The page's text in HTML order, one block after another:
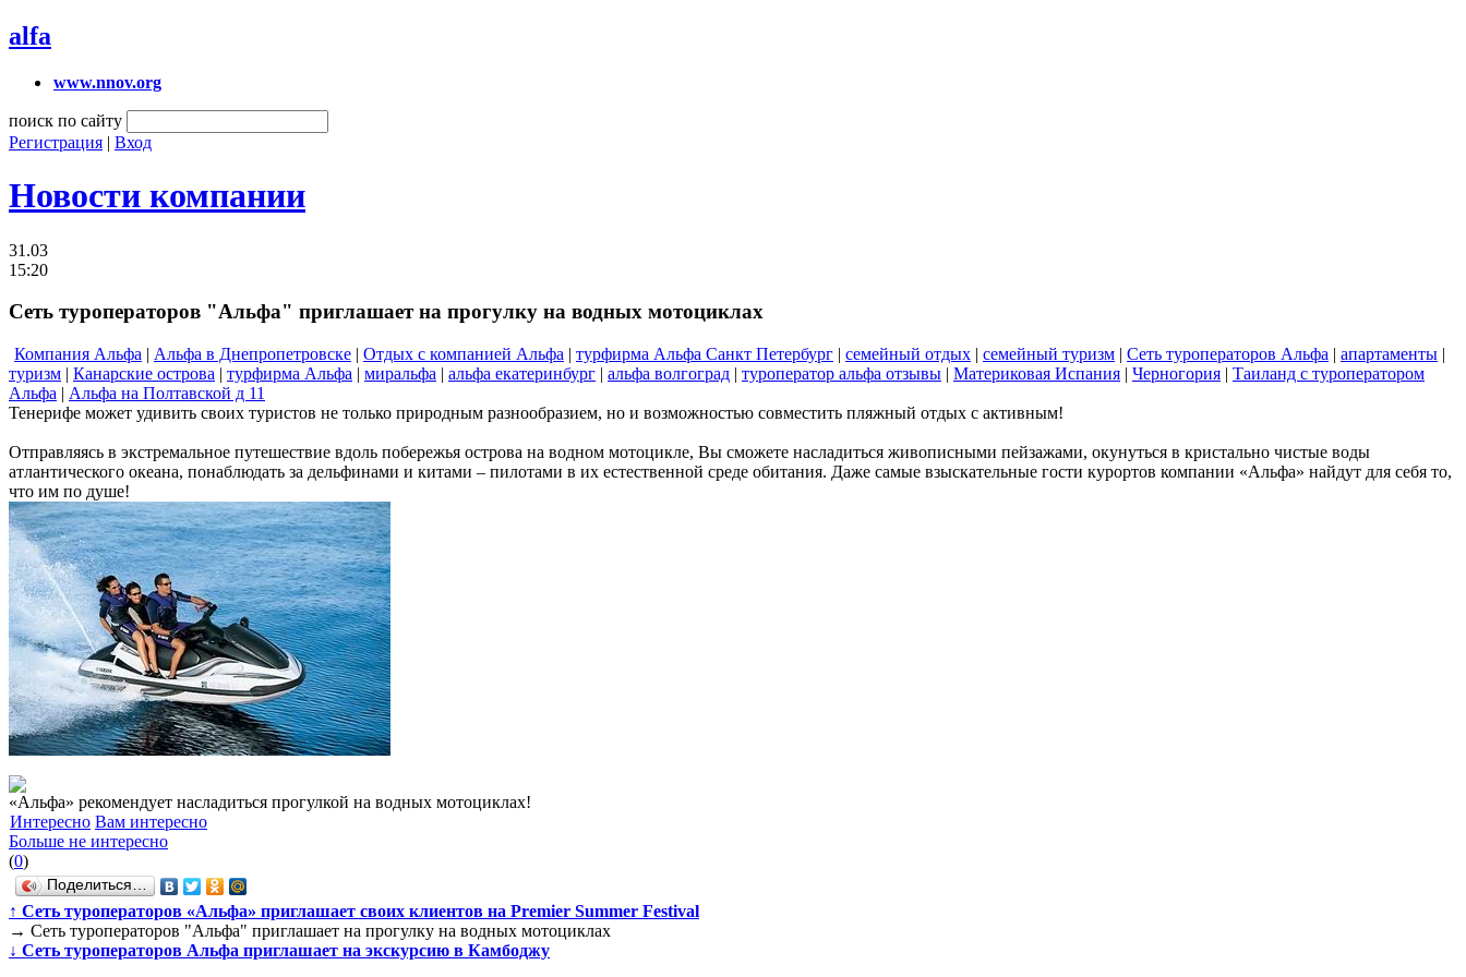
alfa
www.nnov.org
поиск по сайту
Регистрация | Вход
Новости компании
31.03
15:20
Сеть туроператоров "Альфа" приглашает на прогулку на водных мотоциклах
Компания Альфа | Альфа в Днепропетровске | Отдых с компанией Альфа | турфирма Альфа Санкт Петербург | семейный отдых | семейный туризм | Сеть туроператоров Альфа | апартаменты |
туризм | Канарские острова | турфирма Альфа | миральфа | альфа екатеринбург | альфа волгоград | туроператор альфа отзывы | Материковая Испания | Черногория | Таиланд с туроператором
Альфа | Альфа на Полтавской д 11
Тенерифе может удивить своих туристов не только природным разнообразием, но и возможностью совместить пляжный отдых с активным!
Отправляясь в экстремальное путешествие вдоль побережья острова на водном мотоцикле, Вы сможете насладиться живописными пейзажами, окунуться в кристально чистые воды
атлантического океана, понаблюдать за дельфинами и китами – пилотами в их естественной среде обитания. Даже самые взыскательные гости курортов компании «Альфа» найдут для себя то,
что им по душе!
«Альфа» рекомендует насладиться прогулкой на водных мотоциклах!
Интересно Вам интересно
Больше не интересно
(0)
Поделиться…
↑ Сеть туроператоров «Альфа» приглашает своих клиентов на Premier Summer Festival
→ Сеть туроператоров "Альфа" приглашает на прогулку на водных мотоциклах
↓ Сеть туроператоров Альфа приглашает на экскурсию в Камбоджу